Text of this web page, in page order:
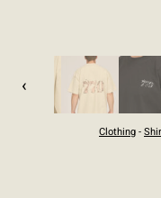
›
Clothing-